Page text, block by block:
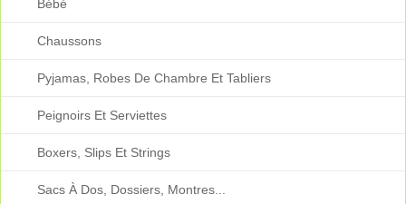
Bébé
Chaussons
Pyjamas, Robes De Chambre Et Tabliers
Peignoirs Et Serviettes
Boxers, Slips Et Strings
Sacs À Dos, Dossiers, Montres...